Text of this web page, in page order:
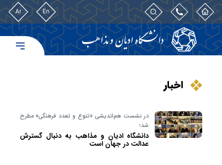
En
Ar
اخبار
در نشست هم‌اندیشی «تنوع و تعدد فرهنگی» مطرح
شد؛
دانشگاه ادیان و مذاهب به دنبال گسترش
عدالت در جهان است